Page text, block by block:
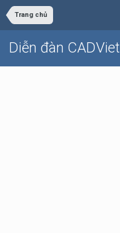
Trang chủ
Diễn đàn CADViet